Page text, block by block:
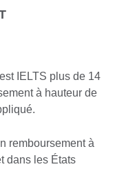
IELTS plus de 14
à hauteur de
remboursement à
dans les États